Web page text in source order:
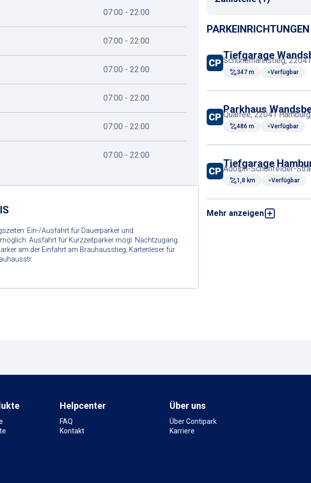
07:00 - 22:00
07:00 - 22:00
07:00 - 22:00
07:00 - 22:00
07:00 - 22:00
07:00 - 22:00
Ein-/Ausfahrt für Dauerparker und
Ausfahrt für Kurzzeitparker mögl. Nachtzugang:
am der Einfahrt am Brauhausstieg; Kartenleser für
Kassenautomat
Tiefgarage
Schünemannstieg,
347 m Verfügbar
Parkhaus
Quarree, 22041
486 m Verfügbar
Tiefgarage
Adolph-Schönfelder-
1,8 km Verfügbar
Mehr anzeigen
Parkdeck
Helpcenter
FAQ
Kontakt
Über uns
Über Contipark
Karriere